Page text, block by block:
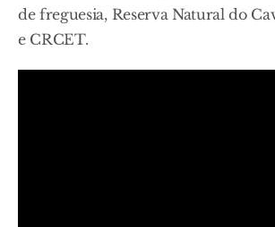
de freguesia, Reserva Natural do
e CRCET.